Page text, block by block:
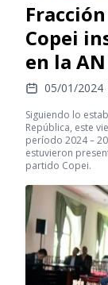
Copei
en la AN
05/01/2024
Siguiendo lo
República, este
período 2024 –
estuvieron
partido Copei.